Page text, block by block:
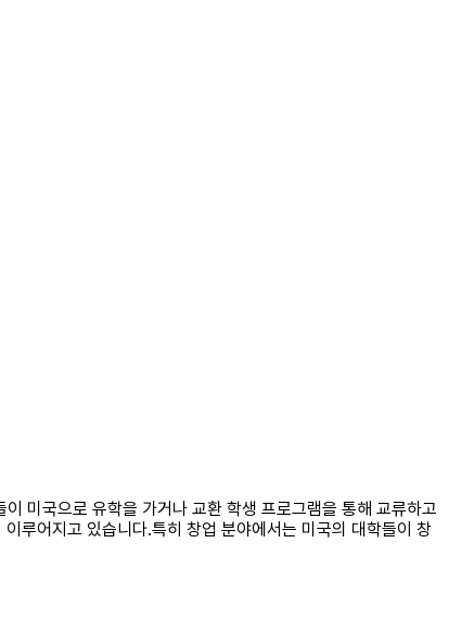
미국으로 유학을 가거나 교환 학생 프로그램을 통해 교류하고
루어지고 있습니다.특히 창업 분야에서는 미국의 대학들이 창